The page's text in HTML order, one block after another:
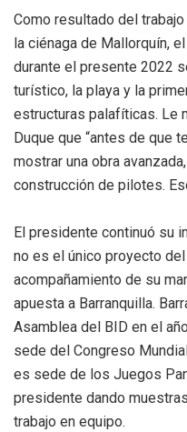
Como resultado del
la ciénaga de Mallorquín,
durante el presente 2022
turístico, la playa y la
estructuras palafíticas. Le
Duque que “antes de que
mostrar una obra
construcción de pilotes.
El presidente continuó su
no es el único proyecto
acompañamiento de su
apuesta a Barranquilla.
Asamblea del BID en el
sede del Congreso
es sede de los Juegos
presidente dando
trabajo en equipo.